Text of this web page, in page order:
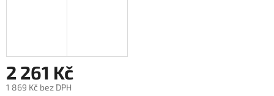
2 261 Kč
1 869 Kč bez DPH